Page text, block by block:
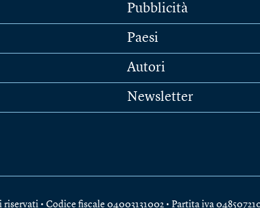
Pubblicità
Paesi
Autori
Newsletter
• Codice fiscale 04003131002 • Partita iva